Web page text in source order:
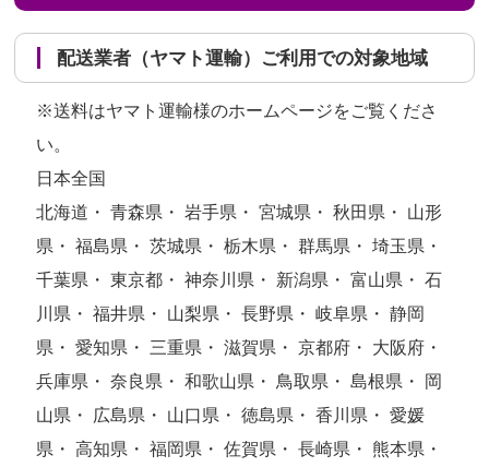
配送業者（ヤマト運輸）ご利用での対象地域
※送料はヤマト運輸様のホームページをご覧くださ
い。
日本全国
北海道・ 青森県・ 岩手県・ 宮城県・ 秋田県・ 山形
県・ 福島県・ 茨城県・ 栃木県・ 群馬県・ 埼玉県・
千葉県・ 東京都・ 神奈川県・ 新潟県・ 富山県・ 石
川県・ 福井県・ 山梨県・ 長野県・ 岐阜県・ 静岡
県・ 愛知県・ 三重県・ 滋賀県・ 京都府・ 大阪府・
兵庫県・ 奈良県・ 和歌山県・ 鳥取県・ 島根県・ 岡
山県・ 広島県・ 山口県・ 徳島県・ 香川県・ 愛媛
県・ 高知県・ 福岡県・ 佐賀県・ 長崎県・ 熊本県・